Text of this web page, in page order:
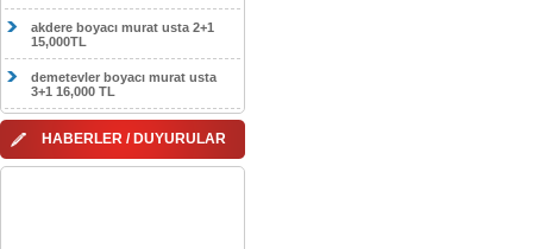
akdere boyacı murat usta 2+1
15,000TL
demetevler boyacı murat usta
3+1 16,000 TL
HABERLER / DUYURULAR